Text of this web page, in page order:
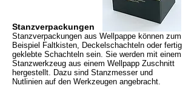
Stanzverpackungen
Stanzverpackungen aus Wellpappe können zum
Beispiel Faltkisten, Deckelschachteln oder fertig
geklebte Schachteln sein. Sie werden mit einem
Stanzwerkzeug aus einem Wellpapp Zuschnitt
hergestellt. Dazu sind Stanzmesser und
Nutlinien auf den Werkzeugen angebracht.